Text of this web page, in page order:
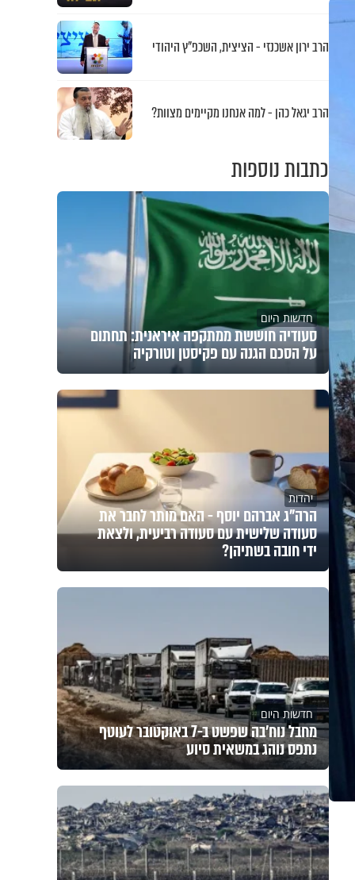
הרב ירון אשכנזי - הציצית, השכפ"ץ היהודי
הרב יגאל כהן - למה אנחנו מקיימים מצוות?
כתבות נוספות
חדשות היום
סעודיה חוששת ממתקפה איראנית: תחתום
על הסכם הגנה עם פקיסטן וטורקיה
יהדות
הרה"ג אברהם יוסף - האם מותר לחבר את
סעודה שלישית עם סעודה רביעית, ולצאת
ידי חובה בשתיהן?
חדשות היום
מחבל נוח'בה שפשט ב-7 באוקטובר לעוטף
נתפס נוהג במשאית סיוע